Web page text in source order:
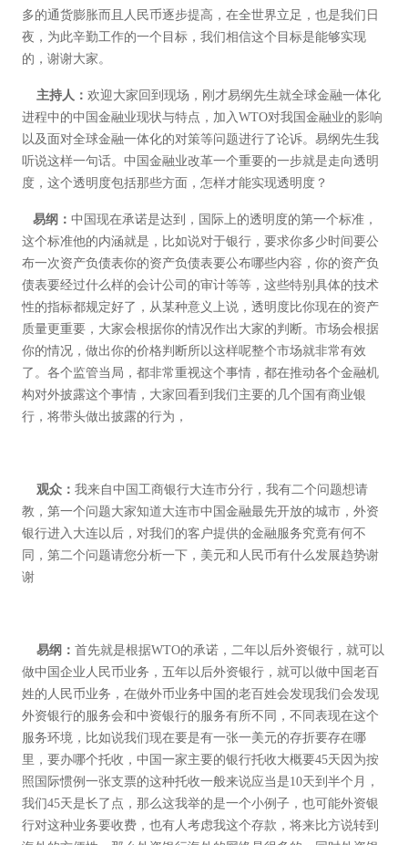
多的通货膨胀而且人民币逐步提高，在全世界立足，也是我们日
夜，为此辛勤工作的一个目标，我们相信这个目标是能够实现
的，谢谢大家。
主持人：欢迎大家回到现场，刚才易纲先生就全球金融一体化
进程中的中国金融业现状与特点，加入WTO对我国金融业的影响
以及面对全球金融一体化的对策等问题进行了论诉。易纲先生我
听说这样一句话。中国金融业改革一个重要的一步就是走向透明
度，这个透明度包括那些方面，怎样才能实现透明度？
易纲：中国现在承诺是达到，国际上的透明度的第一个标准，
这个标准他的内涵就是，比如说对于银行，要求你多少时间要公
布一次资产负债表你的资产负债表要公布哪些内容，你的资产负
债表要经过什么样的会计公司的审计等等，这些特别具体的技术
性的指标都规定好了，从某种意义上说，透明度比你现在的资产
质量更重要，大家会根据你的情况作出大家的判断。市场会根据
你的情况，做出你的价格判断所以这样呢整个市场就非常有效
了。各个监管当局，都非常重视这个事情，都在推动各个金融机
构对外披露这个事情，大家回看到我们主要的几个国有商业银
行，将带头做出披露的行为，
观众：我来自中国工商银行大连市分行，我有二个问题想请
教，第一个问题大家知道大连市中国金融最先开放的城市，外资
银行进入大连以后，对我们的客户提供的金融服务究竟有何不
同，第二个问题请您分析一下，美元和人民币有什么发展趋势谢
谢
易纲：首先就是根据WTO的承诺，二年以后外资银行，就可以
做中国企业人民币业务，五年以后外资银行，就可以做中国老百
姓的人民币业务，在做外币业务中国的老百姓会发现我们会发现
外资银行的服务会和中资银行的服务有所不同，不同表现在这个
服务环境，比如说我们现在要是有一张一美元的存折要存在哪
里，要办哪个托收，中国一家主要的银行托收大概要45天因为按
照国际惯例一张支票的这种托收一般来说应当是10天到半个月，
我们45天是长了点，那么这我举的是一个小例子，也可能外资银
行对这种业务要收费，也有人考虑我这个存款，将来比方说转到